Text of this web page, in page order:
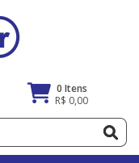
0 Itens
R$ 0,00